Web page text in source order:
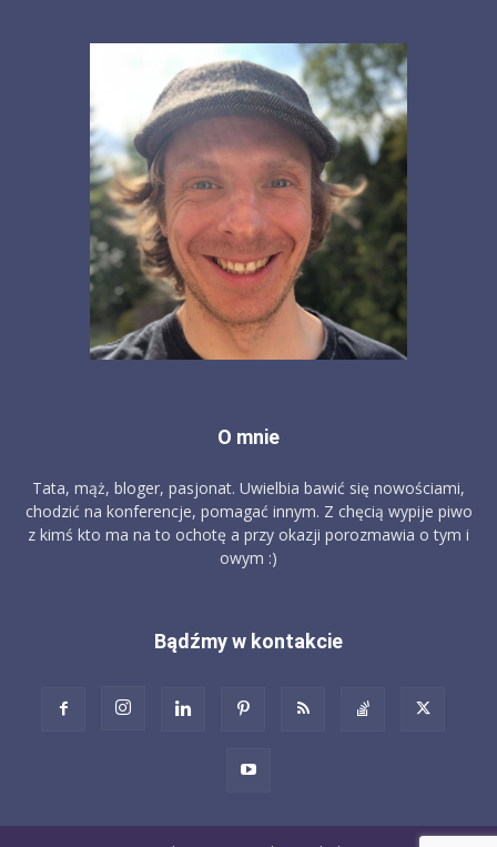
O mnie
Tata, mąż, bloger, pasjonat. Uwielbia bawić się nowościami,
chodzić na konferencje, pomagać innym. Z chęcią wypije piwo
z kimś kto ma na to ochotę a przy okazji porozmawia o tym i
owym :)
Bądźmy w kontakcie